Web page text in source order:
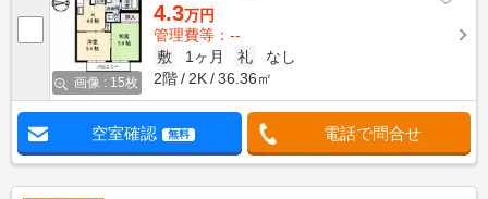
画像 : 15枚
4.3万円
管理費等：--
敷
1ヶ月 礼
なし
2階
2K 36.36㎡
空室確認 無料 電話で問合せ